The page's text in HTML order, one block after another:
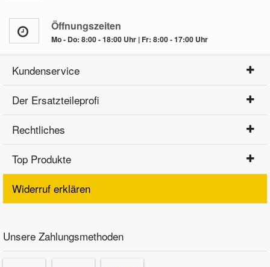
Öffnungszeiten
Mo - Do: 8:00 - 18:00 Uhr | Fr: 8:00 - 17:00 Uhr
Kundenservice
Der Ersatzteileprofi
Rechtliches
Top Produkte
Widerruf erklären
Unsere Zahlungsmethoden